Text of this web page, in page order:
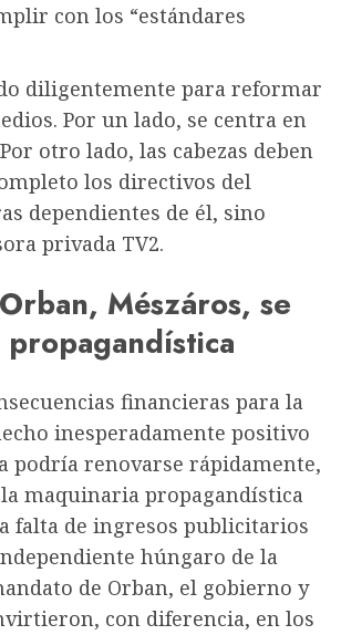
con los “estándares
diligentemente para reformar
Por un lado, se centra en
otro lado, las cabezas deben
los directivos del
dependientes de él, sino
​​privada TV2.
Mészáros, se
financieras para la
inesperadamente positivo
podría renovarse rápidamente,
maquinaria propagandística
falta de ingresos publicitarios
húngaro de la
de Orban, el gobierno y
con diferencia, en los